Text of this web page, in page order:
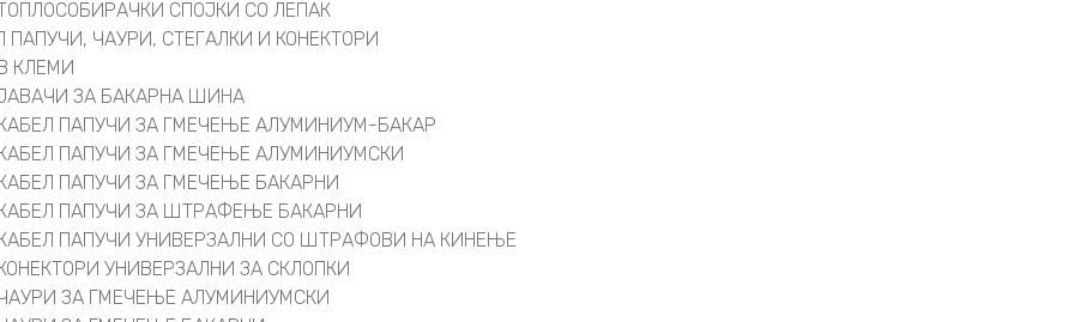
СПОЈКИ СО ЛЕПАК
ПАПУЧИ, ЧАУРИ, СТЕГАЛКИ И КОНЕКТОРИ
КЛЕМИ
ЗА БАКАРНА ШИНА
ПАПУЧИ ЗА ГМЕЧЕЊЕ АЛУМИНИУМ-БАКАР
ПАПУЧИ ЗА ГМЕЧЕЊЕ АЛУМИНИУМСКИ
ПАПУЧИ ЗА ГМЕЧЕЊЕ БАКАРНИ
ПАПУЧИ ЗА ШТРАФЕЊЕ БАКАРНИ
ПАПУЧИ УНИВЕРЗАЛНИ СО ШТРАФОВИ НА КИНЕЊЕ
УНИВЕРЗАЛНИ ЗА СКЛОПКИ
ЗА ГМЕЧЕЊЕ АЛУМИНИУМСКИ